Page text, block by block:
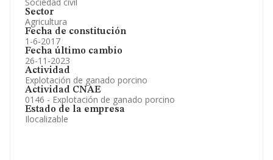
Sector
Agricultura
Fecha de constitución
1-6-2017
Fecha último cambio
26-11-2023
Actividad
Explotación de ganado porcino
Actividad CNAE
0146 - Explotación de ganado porcino
Estado de la empresa
Ilocalizable